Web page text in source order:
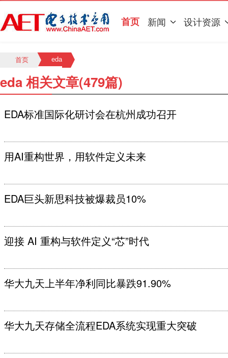
首页 新闻 设计资源
首页 eda
eda 相关文章(479篇)
EDA标准国际化研讨会在杭州成功召开
用AI重构世界，用软件定义未来
EDA巨头新思科技被爆裁员10%
迎接 AI 重构与软件定义“芯”时代
华大九天上半年净利同比暴跌91.90%
华大九天存储全流程EDA系统实现重大突破